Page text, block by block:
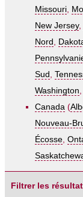
Missouri,
New Jersey,
Nord ,
Sud ,
Washington,
Canada (
Nouveau-
Écosse,
Filtrer les